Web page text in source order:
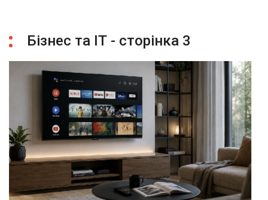
Бізнес та ІТ - сторінка 3